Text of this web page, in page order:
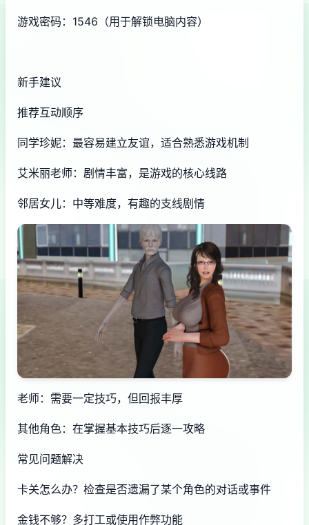
游戏密码：1546（用于解锁电脑内容）
新手建议
推荐互动顺序
同学珍妮：最容易建立友谊，适合熟悉游戏机制
艾米丽老师：剧情丰富，是游戏的核心线路
邻居女儿：中等难度，有趣的支线剧情
老师：需要一定技巧，但回报丰厚
其他角色：在掌握基本技巧后逐一攻略
常见问题解决
卡关怎么办？检查是否遗漏了某个角色的对话或事件
金钱不够？多打工或使用作弊功能